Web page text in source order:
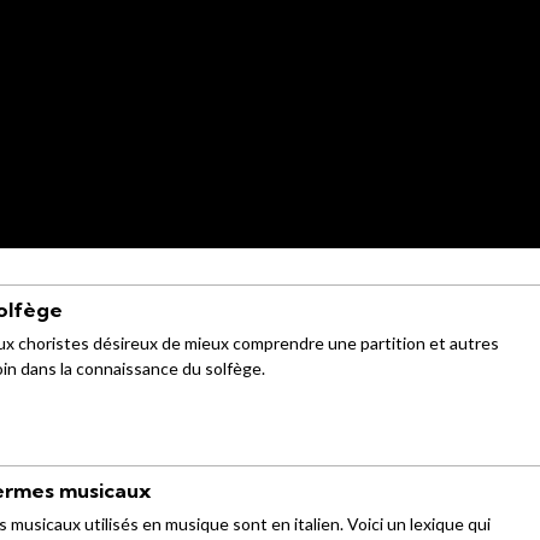
choristes désireux de mieux comprendre une partition et autres
dans la connaissance du solfège.
musicaux
musicaux utilisés en musique sont en italien. Voici un lexique qui